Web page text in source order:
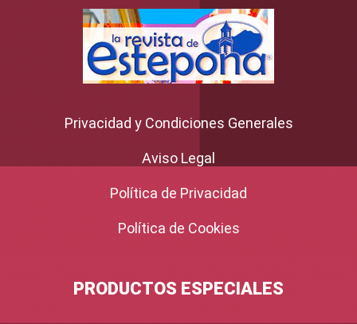
Privacidad y Condiciones Generales
Aviso Legal
Política de Privacidad
Política de Cookies
PRODUCTOS ESPECIALES